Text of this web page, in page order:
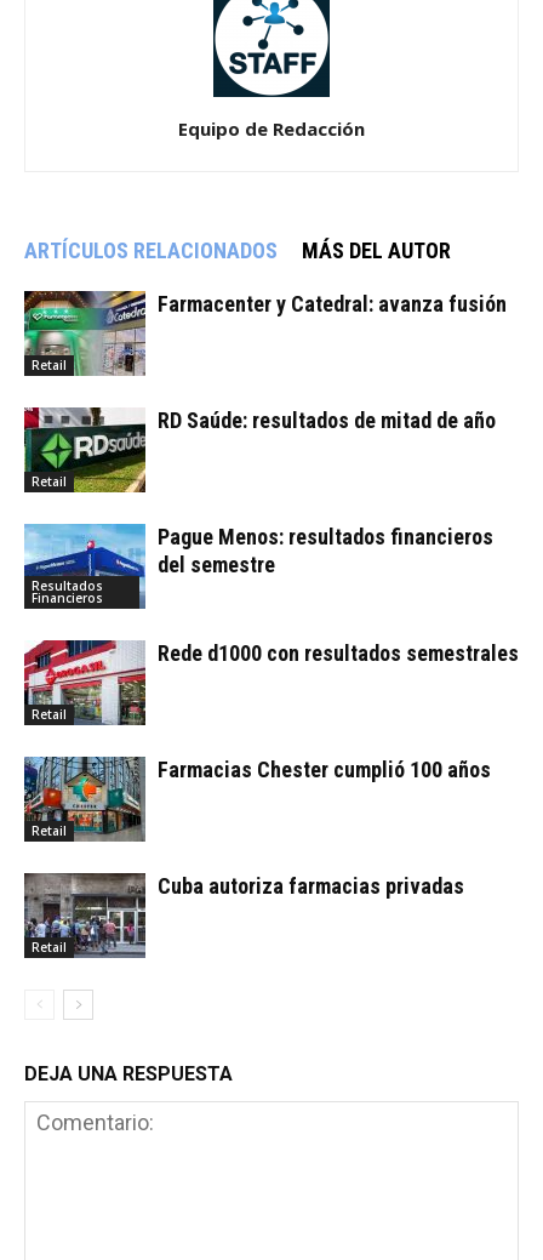
Equipo de Redacción
ARTÍCULOS RELACIONADOS MÁS DEL AUTOR
Retail
Farmacenter y Catedral: avanza fusión
Retail
RD Saúde: resultados de mitad de año
Resultados
Financieros
Pague Menos: resultados financieros
del semestre
Retail
Rede d1000 con resultados semestrales
Retail
Farmacias Chester cumplió 100 años
Retail
Cuba autoriza farmacias privadas
DEJA UNA RESPUESTA